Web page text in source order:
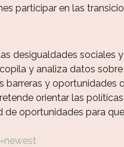
participar en las
desigualdades sociales y
y analiza datos
y oportunidades
orientar las
de oportunidades para